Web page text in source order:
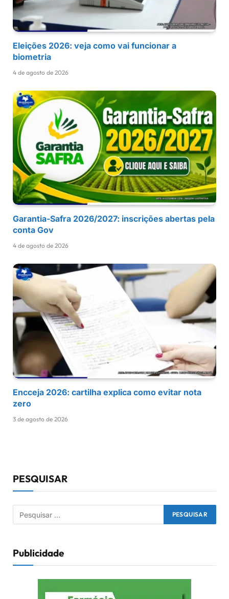
Eleições 2026: veja como vai funcionar a
biometria
4 de agosto de 2026
Garantia-Safra 2026/2027: inscrições abertas pela
conta Gov
4 de agosto de 2026
Encceja 2026: cartilha explica como evitar nota
zero
3 de agosto de 2026
PESQUISAR
Publicidade